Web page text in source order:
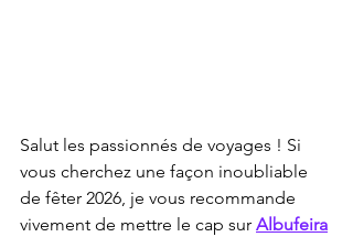
Salut les passionnés de voyages ! Si
vous cherchez une façon inoubliable
de fêter 2026, je vous recommande
vivement de mettre le cap sur Albufeira